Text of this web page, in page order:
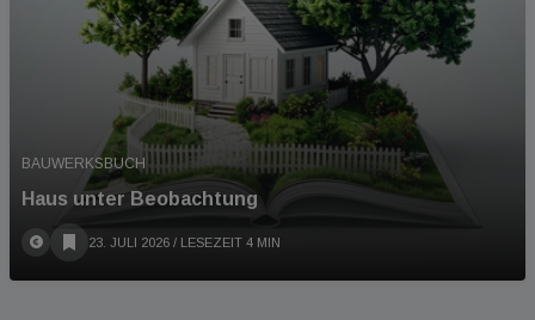
BAUWERKSBUCH
Haus unter Beobachtung
23. JULI 2026 / LESEZEIT 4 MIN